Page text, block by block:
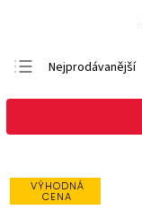
Doporučujeme
Nejprodávanější
Abecedně
VÝHODNÁ
CENA